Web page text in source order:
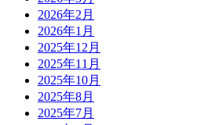
2026年2月
2026年1月
2025年12月
2025年11月
2025年10月
2025年8月
2025年7月